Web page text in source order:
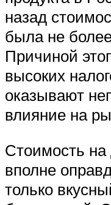
назад
была не
Причиной
высоких
оказывают
влияние на
Стоимость на
вполне
только